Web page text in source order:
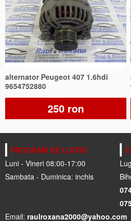
alternator Peugeot 407 1.6hdi
9654752880
250 ron
PROGRAM DE LUCRU
Luni - Vineri 08:00-17:00
Sambata - Duminica: inchis
Email: raulroxana2000@yahoo.com